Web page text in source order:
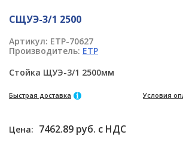
СЩУЭ-3/1 2500
Артикул: ETP-70627
Производитель: ETP
Стойка ЩУЭ-3/1 2500мм
Быстрая доставка Условия
Цена: 7462.89 руб. с НДС